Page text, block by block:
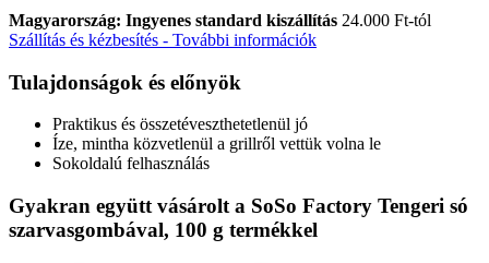
Magyarország: Ingyenes standard kiszállítás 24.000 Ft-tól
Szállítás és kézbesítés - További információk
Tulajdonságok és előnyök
Praktikus és összetéveszthetetlenül jó
Íze, mintha közvetlenül a grillről vettük volna le
Sokoldalú felhasználás
Gyakran együtt vásárolt a SoSo Factory Tengeri só
szarvasgombával, 100 g termékkel